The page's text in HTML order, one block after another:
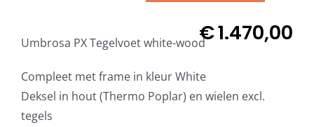
Onze merken
large
met
wielen
€1.470,00
Umbrosa PX Tegelvoet white-wood
Compleet met frame in kleur White
Deksel in hout (Thermo Poplar) en wielen excl.
tegels